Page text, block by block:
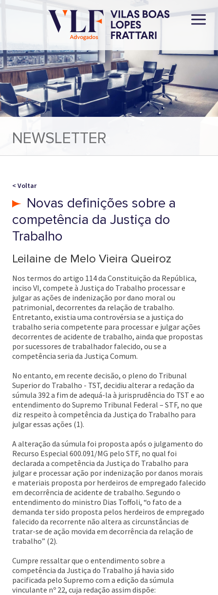
NEWSLETTER
< Voltar
Novas definições sobre a
competência da Justiça do
Trabalho
Leilaine de Melo Vieira Queiroz
Nos termos do artigo 114 da Constituição da República,
inciso VI, compete à Justiça do Trabalho processar e
julgar as ações de indenização por dano moral ou
patrimonial, decorrentes da relação de trabalho.
Entretanto, existia uma controvérsia se a justiça do
trabalho seria competente para processar e julgar ações
decorrentes de acidente de trabalho, ainda que propostas
por sucessores de trabalhador falecido, ou se a
competência seria da Justiça Comum.
No entanto, em recente decisão, o pleno do Tribunal
Superior do Trabalho - TST, decidiu alterar a redação da
súmula 392 a fim de adequá-la à jurisprudência do TST e ao
entendimento do Supremo Tribunal Federal – STF, no que
diz respeito à competência da Justiça do Trabalho para
julgar essas ações (1).
A alteração da súmula foi proposta após o julgamento do
Recurso Especial 600.091/MG pelo STF, no qual foi
declarada a competência da Justiça do Trabalho para
julgar e processar ação por indenização por danos morais
e materiais proposta por herdeiros de empregado falecido
em decorrência de acidente de trabalho. Segundo o
entendimento do ministro Dias Toffoli, “o fato de a
demanda ter sido proposta pelos herdeiros de empregado
falecido da recorrente não altera as circunstâncias de
tratar-se de ação movida em decorrência da relação de
trabalho” (2).
Cumpre ressaltar que o entendimento sobre a
competência da Justiça do Trabalho já havia sido
pacificada pelo Supremo com a edição da súmula
vinculante nº 22, cuja redação assim dispõe: